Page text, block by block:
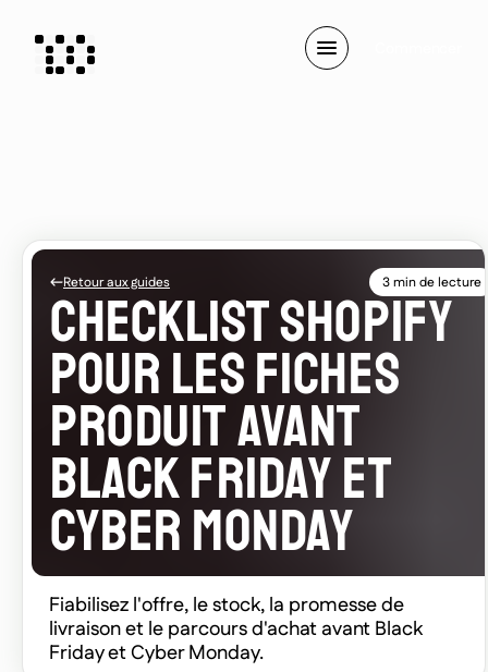
Retour aux guides 3 min de lecture
CHECKLIST SHOPIFY
POUR LES FICHES
PRODUIT AVANT
BLACK FRIDAY ET
CYBER MONDAY
Fiabilisez l'offre, le stock, la promesse de
livraison et le parcours d'achat avant Black
Friday et Cyber Monday.